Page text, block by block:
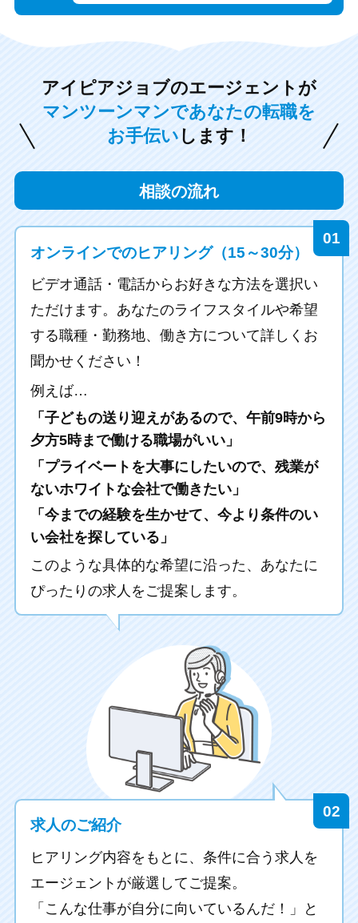
アイピアジョブのエージェントが
マンツーンマンであなたの転職を
お手伝い します！
相談の流れ
オンラインでのヒアリング（15～30分）
ビデオ通話・電話からお好きな方法を選択い
ただけます。 あなたのライフスタイルや希望
する職種・勤務地、働き方について詳しくお
聞かせください！
例えば…
「子どもの送り迎えがあるので、午前9時から
夕方5時まで働ける職場がいい」
「プライベートを大事にしたいので、残業が
ないホワイトな会社で働きたい」
「今までの経験を生かせて、今より条件のい
い会社を探している」
このような具体的な希望に沿った、あなたに
ぴったりの求人をご提案します。
求人のご紹介
ヒアリング内容をもとに、条件に合う求人を
エージェントが厳選してご提案。
「こんな仕事が自分に向いているんだ！」と